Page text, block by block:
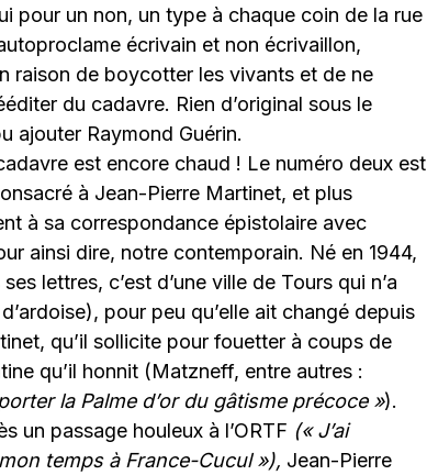
pour un non, un type à chaque coin de la rue
écrivain et non écrivaillon,
raison de boycotter les vivants et de ne
du cadavre. Rien d’original sous le
ajouter Raymond Guérin.
est encore chaud ! Le numéro deux est
à Jean-Pierre Martinet, et plus
à sa correspondance épistolaire avec
ainsi dire, notre contemporain. Né en 1944,
lettres, c’est d’une ville de Tours qui n’a
pour peu qu’elle ait changé depuis
qu’il sollicite pour fouetter à coups de
qu’il honnit (Matzneff, entre autres :
la Palme d’or du gâtisme précoce »).
un passage houleux à l’ORTF (« J’ai
temps à France-Cucul »), Jean-Pierre